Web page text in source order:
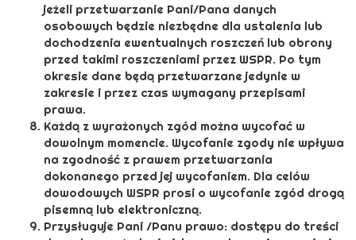
jeżeli przetwarzanie Pani/Pana danych
osobowych będzie niezbędne dla ustalenia lub
dochodzenia ewentualnych roszczeń lub obrony
przed takimi roszczeniami przez WSPR. Po tym
okresie dane będą przetwarzane jedynie w
zakresie i przez czas wymagany przepisami
prawa.
Każdą z wyrażonych zgód można wycofać w
dowolnym momencie. Wycofanie zgody nie wpływa
na zgodność z prawem przetwarzania
dokonanego przed jej wycofaniem. Dla celów
dowodowych WSPR prosi o wycofanie zgód drogą
pisemną lub elektroniczną.
Przysługuje Pani /Panu prawo: dostępu do treści